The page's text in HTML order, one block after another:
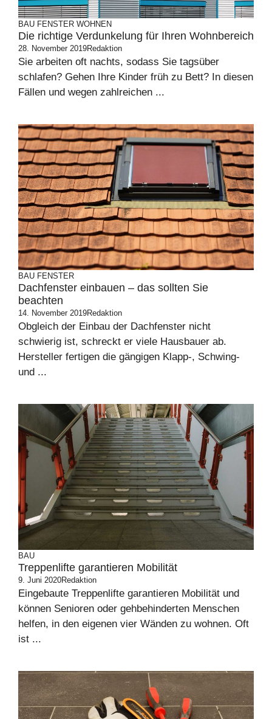
BAU FENSTER WOHNEN
Die richtige Verdunkelung für Ihren Wohnbereich
28. November 2019Redaktion
Sie arbeiten oft nachts, sodass Sie tagsüber
schlafen? Gehen Ihre Kinder früh zu Bett? In diesen
Fällen und wegen zahlreichen ...
BAU FENSTER
Dachfenster einbauen – das sollten Sie
beachten
14. November 2019Redaktion
Obgleich der Einbau der Dachfenster nicht
schwierig ist, schreckt er viele Hausbauer ab.
Hersteller fertigen die gängigen Klapp-, Schwing-
und ...
BAU
Treppenlifte garantieren Mobilität
9. Juni 2020Redaktion
Eingebaute Treppenlifte garantieren Mobilität und
können Senioren oder gehbehinderten Menschen
helfen, in den eigenen vier Wänden zu wohnen. Oft
ist ...